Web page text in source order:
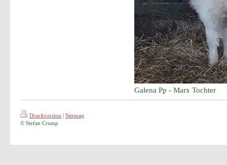
Galena Pp - Marx Tochter
Druckversion | Sitemap
© Stefan Crump